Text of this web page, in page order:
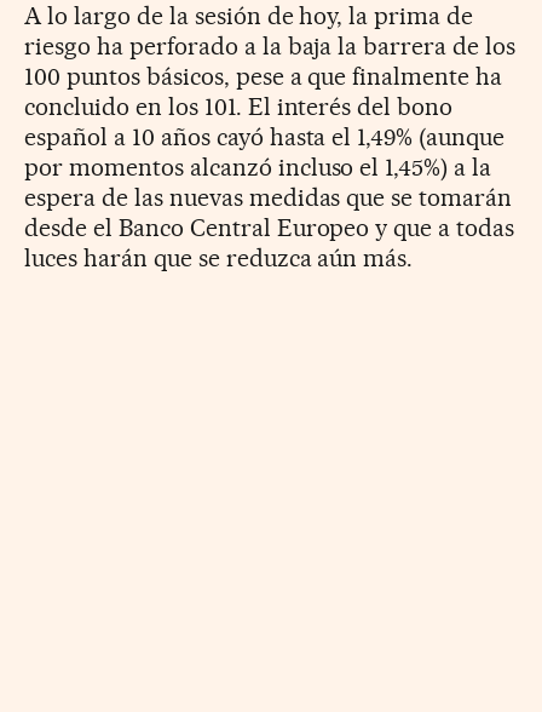
A lo largo de la sesión de hoy, la prima de
riesgo ha perforado a la baja la barrera de los
100 puntos básicos, pese a que finalmente ha
concluido en los 101. El interés del bono
español a 10 años cayó hasta el 1,49% (aunque
por momentos alcanzó incluso el 1,45%) a la
espera de las nuevas medidas que se tomarán
desde el Banco Central Europeo y que a todas
luces harán que se reduzca aún más.